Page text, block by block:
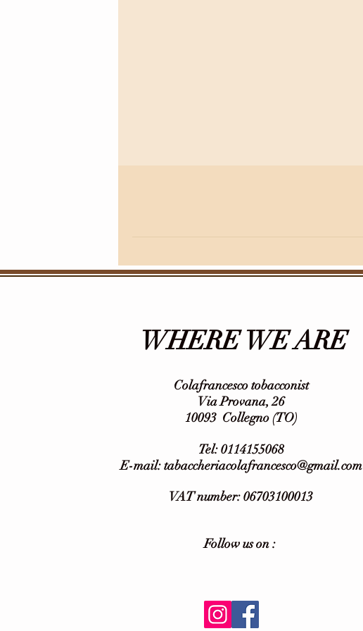
WHERE WE ARE
Colafrancesco tobacconist
Via Provana, 26
10093 Collegno (TO)
Tel: 0114155068
E-mail:tabaccheriacolafrancesco@gmail.com
VAT number: 06703100013
Follow us on :